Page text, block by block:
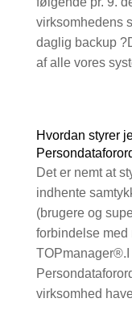
virksomhedens
daglig backup
af alle vores
Hvordan styrer
Det er nemt at
indhente
(brugere og
forbindelse med
virksomhed